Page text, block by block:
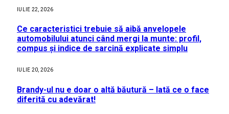
IULIE 22, 2026
Ce caracteristici trebuie să aibă anvelopele
automobilului atunci când mergi la munte: profil,
compus și indice de sarcină explicate simplu
IULIE 20, 2026
Brandy-ul nu e doar o altă băutură – Iată ce o face
diferită cu adevărat!